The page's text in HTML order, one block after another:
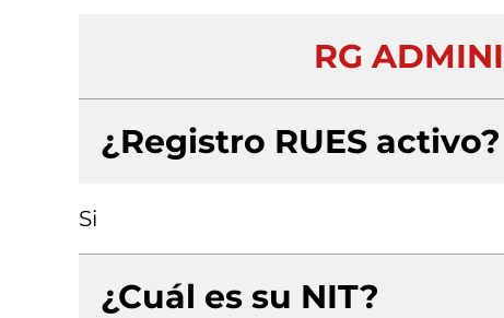
RG
¿Registro RUES activo?
Si
¿Cuál es su NIT?